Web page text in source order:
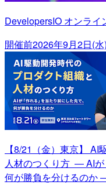
DevelopersIO オンライ
開催前2026年9月2日(
【8/21（金）東京】
人材のつくり方 ― AIが
何が勝負を分けるのか